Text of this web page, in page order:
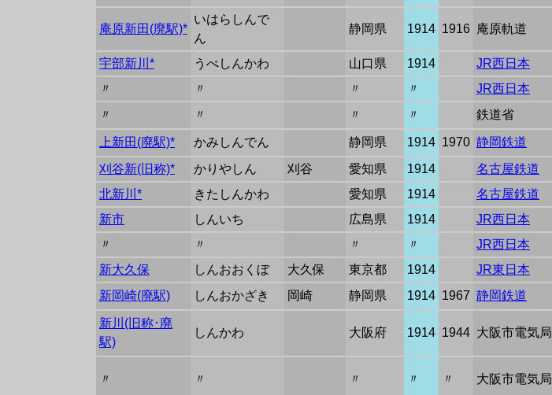
庵原新田(廃駅)*
いはらしんで
ん
静岡県 1914 1916 庵原軌道
宇部新川* うべしんかわ 山口県 1914 JR西日本
〃
〃 〃 〃 JR西日本
〃
〃 〃 〃 鉄道省
上新田(廃駅)* かみしんでん 静岡県 1914 1970 静岡鉄道
刈谷新(旧称)*
かりやしん 刈谷 愛知県 1914 名古屋鉄道
北新川*
きたしんかわ 愛知県 1914 名古屋鉄道
新市
しんいち 広島県 1914 JR西日本
〃
〃 〃 〃 JR西日本
新大久保
しんおおくぼ 大久保 東京都 1914 JR東日本
新岡崎(廃駅)
しんおかざき 岡崎 静岡県 1914 1967 静岡鉄道
新川(旧称･廃
駅)
しんかわ 大阪府 1914 1944 大阪市電気局
〃 〃 〃 〃 〃 大阪市電気局